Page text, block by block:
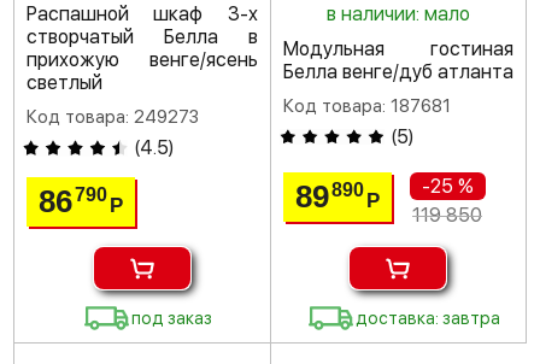
Распашной шкаф 3-х
створчатый Белла в
прихожую венге/ясень
светлый
Код товара: 249273
(4.5)
86790Р
под заказ
в наличии: мало
Модульная гостиная
Белла венге/дуб атланта
Код товара: 187681
(5)
89890 Р
-25 %
119 850
доставка: завтра